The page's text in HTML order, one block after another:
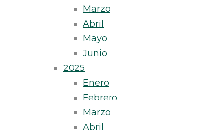
Marzo
Abril
Mayo
Junio
2025
Enero
Febrero
Marzo
Abril